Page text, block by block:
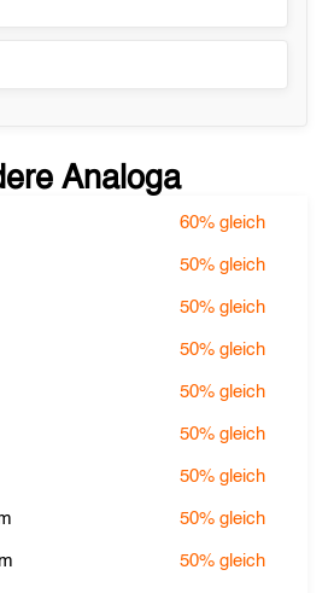
Analoga
60% gleich
50% gleich
50% gleich
50% gleich
50% gleich
50% gleich
50% gleich
50% gleich
50% gleich